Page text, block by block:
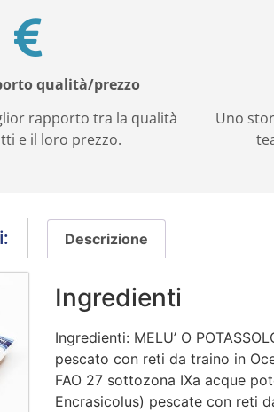
qualità/prezzo
rapporto tra la qualità
e il loro prezzo.
Uno
Descrizione
Ingredienti
Ingredienti: MELU’ O
pescato con reti da traino in
FAO 27 sottozona IXa acque
Encrasicolus) pescate con reti